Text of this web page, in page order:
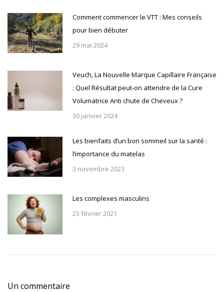
Comment commencer le VTT : Mes conseils
pour bien débuter
29 mai 2024
Veuch, La Nouvelle Marque Capillaire Française
: Quel Résultat peut-on attendre de la Cure
Volumatrice Anti chute de Cheveux ?
30 janvier 2024
Les bienfaits d’un bon sommeil sur la santé :
l’importance du matelas
3 novembre 2023
Les complexes masculins
23 février 2021
Un commentaire